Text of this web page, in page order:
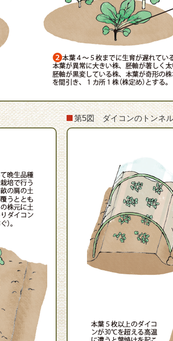
第5図 ダイコンのトンネ